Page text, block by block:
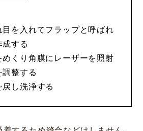
目を入れてフラップと呼ばれ
成する
めくり角膜にレーザーを照射
調整する
し洗浄する